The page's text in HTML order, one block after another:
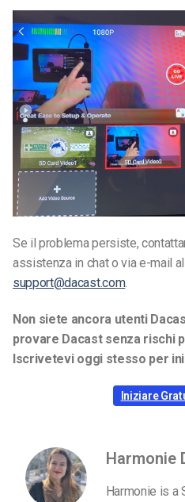
Se il problema persiste,
assistenza in chat o via e-mail
support@dacast.com.
Non siete ancora utenti
provare Dacast senza rischi
Iscrivetevi oggi stesso per
Iniziare
Harmonie
Harmonie is a